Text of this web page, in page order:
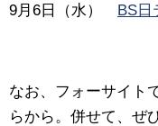
9月6日（水） BS
なお、フォーサイト
らから。併せて、ぜ